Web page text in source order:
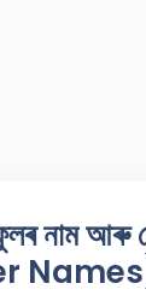
নাম আৰু